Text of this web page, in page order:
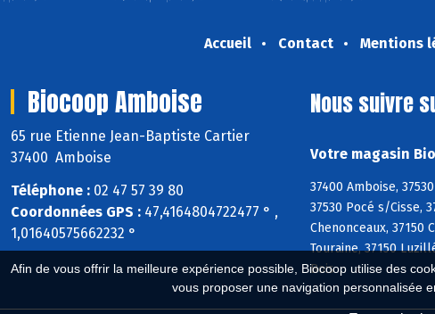
Afin de vous offrir la meilleure expérience possible, Biocoop utilise des
vous proposer une navigation personnalisée
Accueil Contact Mentions
Biocoop Amboise
65 rue Etienne Jean-Baptiste Cartier
37400 Amboise
Téléphone : 02 47 57 39 80
Coordonnées GPS : 47,4164804722477 ° ,
1,01640575662232 °
Nous suivre
Votre magasin
37400 Amboise,
37530 Pocé s/Cisse,
Chenonceaux, 37150
Touraine, 37150
Bois